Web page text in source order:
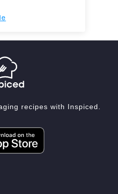
recipes with Inspiced.